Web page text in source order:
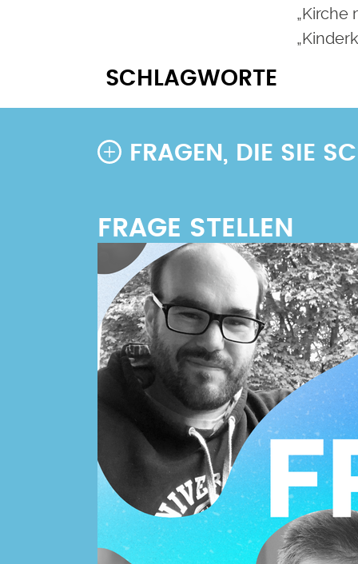
„Kirche
SCHLAGWORTE
FRAGEN, DIE SIE